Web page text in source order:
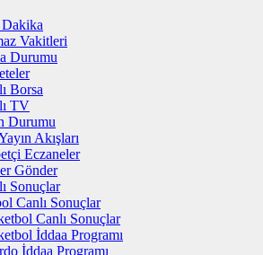
Dakika
Vakitleri
Durumu
Borsa
TV
Durumu
Akışları
Eczaneler
Gönder
Sonuçlar
Canlı Sonuçlar
Canlı Sonuçlar
İddaa Programı
İddaa Programı